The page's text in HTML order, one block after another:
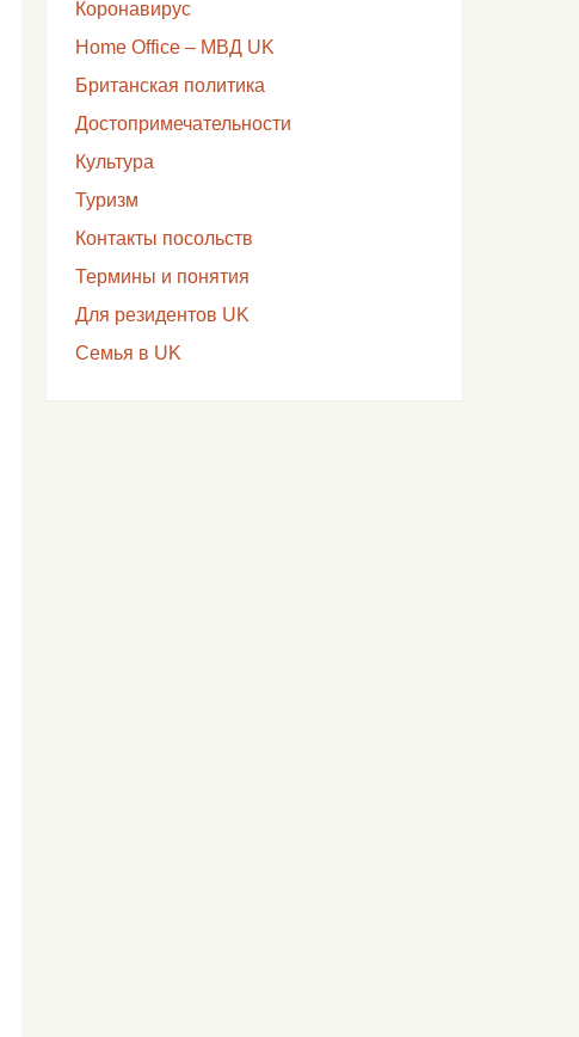
Коронавирус
Home Office – МВД UK
Британская политика
Достопримечательности
Культура
Туризм
Контакты посольств
Термины и понятия
Для резидентов UK
Семья в UK